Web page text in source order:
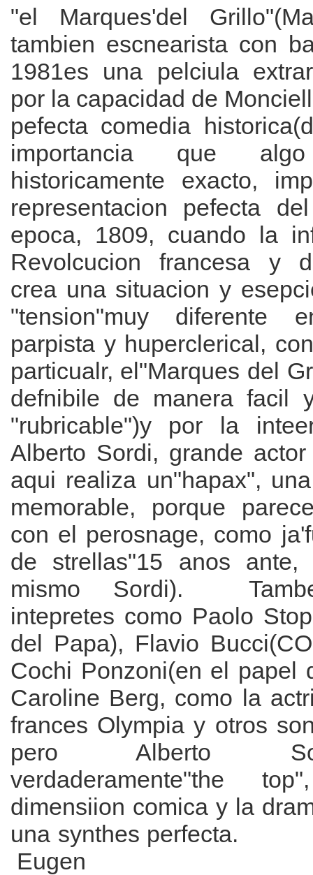
"el Marques'del
tambien escnearista con
1981es una pelciula
por la capacidad de
pefecta comedia
importancia que
historicamente exacto,
representacion pefecta
epoca, 1809, cuando la
Revolcucion francesa y
crea una situacion y
"tension"muy diferente
parpista y huperclerical,
particualr, el"Marques del
defnibile de manera facil
"rubricable")y por la
Alberto Sordi, grande
aqui realiza un"hapax",
memorable, porque
con el perosnage, como
de strellas"15 anos ante,
mismo Sordi).
intepretes como Paolo
del Papa), Flavio
Cochi Ponzoni(en el papel
Caroline Berg, como la
frances Olympia y otros
pero Alberto
verdaderamente"the
dimensiion comica y la
una synthes
Eugen